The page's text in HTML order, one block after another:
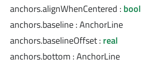
anchors.alignWhenCentered : bool
anchors.baseline:AnchorLine
anchors.baselineOffset: real
anchors.bottom :AnchorLine